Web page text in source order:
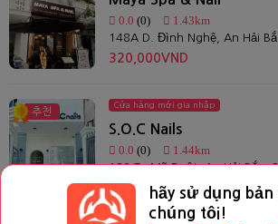
0.0 (0) 1.43km
320,000VND
추천
Cửa hàng mới gia nhập
S.O.C Nails
0.0 (0) 1.44km
100,000VNDhãy sử dụng
chúng tôi!